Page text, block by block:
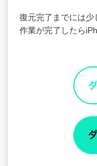
復元完了までには
作業が完了したら